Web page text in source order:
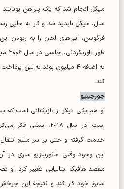
میکل انجام شد که یک پیراهن
سال، میکل ناپدید شد و کار به جایی
فرگوسن، آبی‌های لندن را به ربودن
به اضافه ۴ میلیون پوند به لین
کند.
جورجینیو
او هم یکی دیگر از بازیکنانی است
است. در سال ۲۰۱۸،
خدمت گرفته و حتی بر سر مبلغ انتقال
این وجود وقتی مائوریتزیو ساری
مقصد هافبک ایتالیایی تغییر کرد. او
سابق خود کار کند و نتیجه این